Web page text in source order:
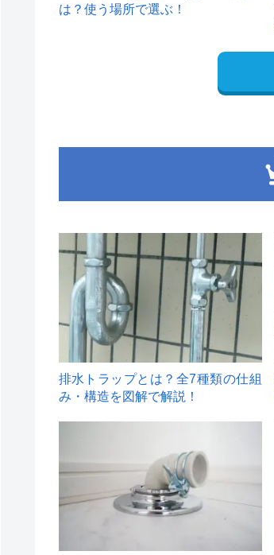
は？使う場所で選ぶ！
1
排水トラップとは？全7種類の仕組
み・構造を図解で解説！